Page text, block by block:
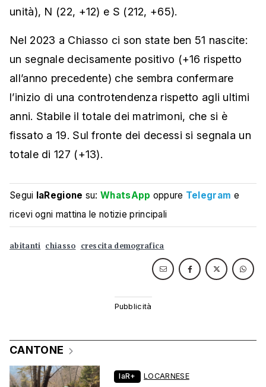
unità), N (22, +12) e S (212, +65).
Nel 2023 a Chiasso ci son state ben 51 nascite:
un segnale decisamente positivo (+16 rispetto
all’anno precedente) che sembra confermare
l’inizio di una controtendenza rispetto agli ultimi
anni. Stabile il totale dei matrimoni, che si è
fissato a 19. Sul fronte dei decessi si segnala un
totale di 127 (+13).
Segui laRegione su:WhatsApp oppure Telegram e
ricevi ogni mattina le notizie principali
abitanti chiasso crescita demografica
CANTONE
laR+ LOCARNESE